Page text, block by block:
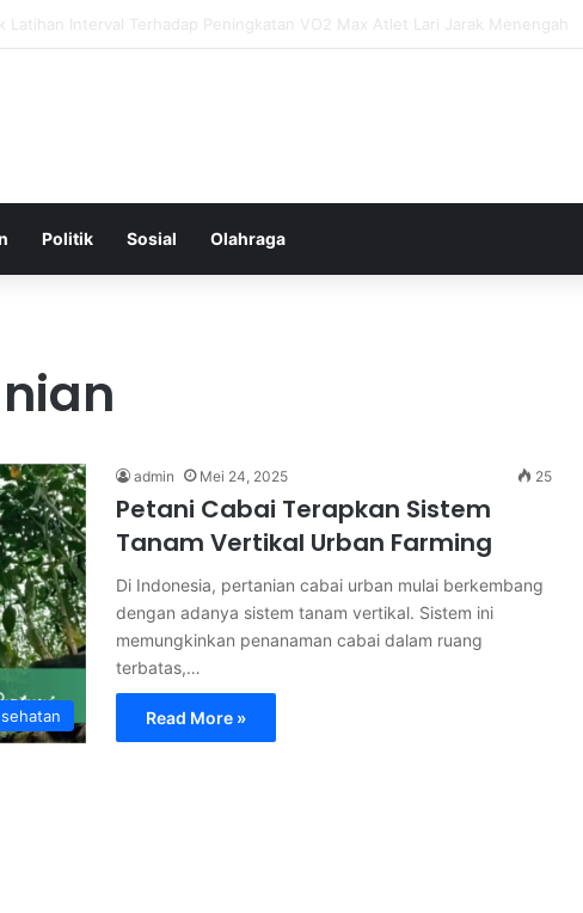
Mental: Menggali Hubungan Antara Pikiran, Tubuh, dan Emosi secara
Politik Sosial Olahraga
admin Mei 24, 2025 25
Petani Cabai Terapkan Sistem
Tanam Vertikal Urban Farming
Di Indonesia, pertanian cabai urban mulai berkembang
dengan adanya sistem tanam vertikal. Sistem ini
memungkinkan penanaman cabai dalam ruang
terbatas,…
Read More »